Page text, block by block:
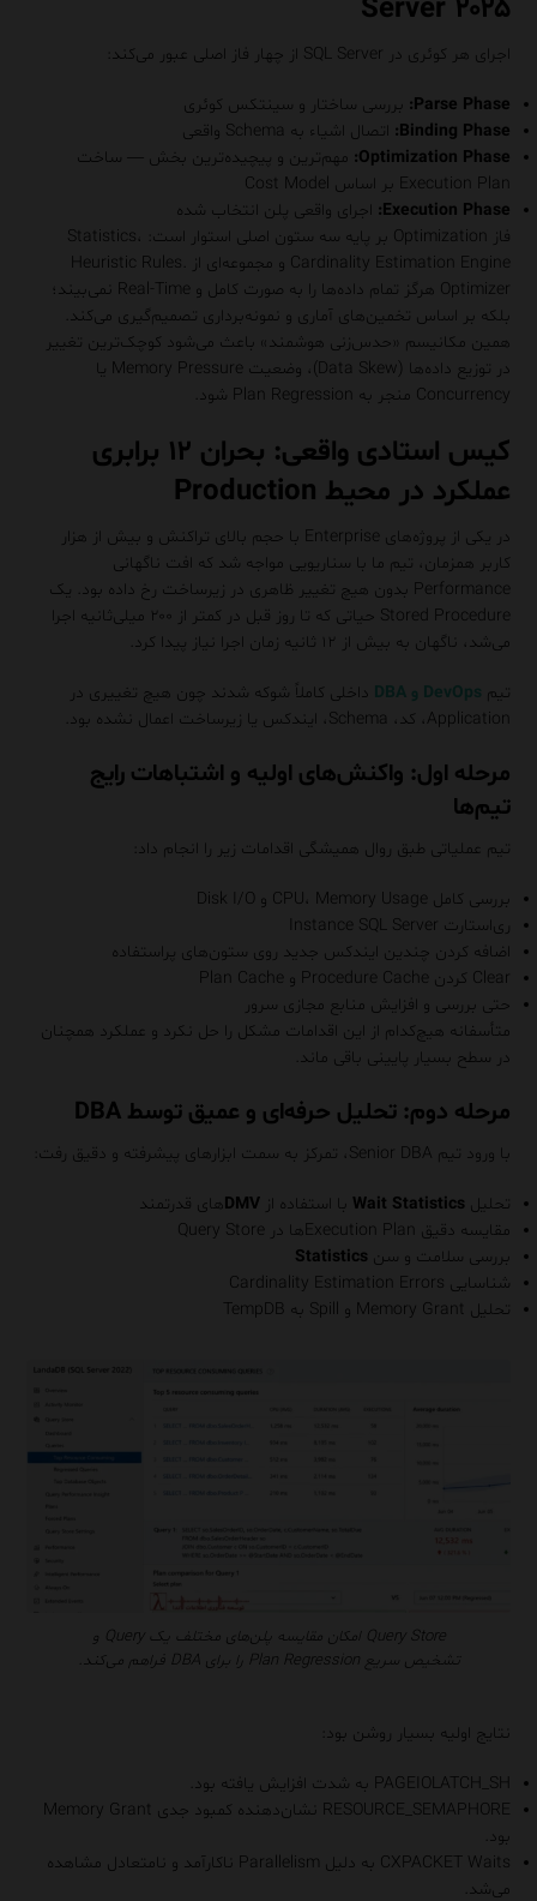
Server ۲۰۲۵
اجرای هر کوئری در SQL Server از چهار فاز اصلی عبور می‌کند:
Parse Phase: بررسی ساختار و سینتکس کوئری
Binding Phase: اتصال اشیاء به Schema واقعی
Optimization Phase: مهم‌ترین و پیچیده‌ترین بخش — ساخت
Execution Plan بر اساس Cost Model
Execution Phase: اجرای واقعی پلن انتخاب شده
فاز Optimization بر پایه سه ستون اصلی استوار است: Statistics،
Cardinality Estimation Engine و مجموعه‌ای از Heuristic Rules.
Optimizer هرگز تمام داده‌ها را به صورت کامل و Real-Time نمی‌بیند؛
بلکه بر اساس تخمین‌های آماری و نمونه‌برداری تصمیم‌گیری می‌کند.
همین مکانیسم «حدس‌زنی هوشمند» باعث می‌شود کوچک‌ترین تغییر
در توزیع داده‌ها (Data Skew)، وضعیت Memory Pressure یا
Concurrency منجر به Plan Regression شود.
کیس استادی واقعی: بحران ۱۲ برابری
عملکرد در محیط Production
در یکی از پروژه‌های Enterprise با حجم بالای تراکنش و بیش از هزار
کاربر همزمان، تیم ما با سناریویی مواجه شد که افت ناگهانی
Performance بدون هیچ تغییر ظاهری در زیرساخت رخ داده بود. یک
Stored Procedure حیاتی که تا روز قبل در کمتر از ۲۰۰ میلی‌ثانیه اجرا
می‌شد، ناگهان به بیش از ۱۲ ثانیه زمان اجرا نیاز پیدا کرد.
تیم DevOps و DBA
داخلی کاملاً شوکه شدند چون هیچ تغییری در
Application، کد، Schema، ایندکس یا زیرساخت اعمال نشده بود.
مرحله اول: واکنش‌های اولیه و اشتباهات رایج
تیم‌ها
تیم عملیاتی طبق روال همیشگی اقدامات زیر را انجام داد:
بررسی کامل CPU، Memory Usage و Disk I/O
ری‌استارت Instance SQL Server
اضافه کردن چندین ایندکس جدید روی ستون‌های پراستفاده
Clear کردن Procedure Cache و Plan Cache
حتی بررسی و افزایش منابع مجازی سرور
متأسفانه هیچ‌کدام از این اقدامات مشکل را حل نکرد و عملکرد همچنان
در سطح بسیار پایینی باقی ماند.
مرحله دوم: تحلیل حرفه‌ای و عمیق توسط DBA
با ورود تیم Senior DBA، تمرکز به سمت ابزارهای پیشرفته و دقیق رفت:
تحلیل Wait Statistics با استفاده ازDMVهای قدرتمند
مقایسه دقیق Execution Planها در Query Store
بررسی سلامت و سن Statistics
شناسایی Cardinality Estimation Errors
تحلیل Memory Grant و Spill به TempDB
Query Store امکان مقایسه پلن‌های مختلف یک Query و
تشخیص سریع Plan Regression را برای DBA فراهم می‌کند.
نتایج اولیه بسیار روشن بود:
PAGEIOLATCH_SH به شدت افزایش یافته بود.
RESOURCE_SEMAPHORE نشان‌دهنده کمبود جدی Memory Grant
بود.
CXPACKET Waits به دلیل Parallelism ناکارآمد و نامتعادل مشاهده
می‌شد.